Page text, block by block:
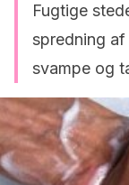
Fugtige
spredning af
svampe og